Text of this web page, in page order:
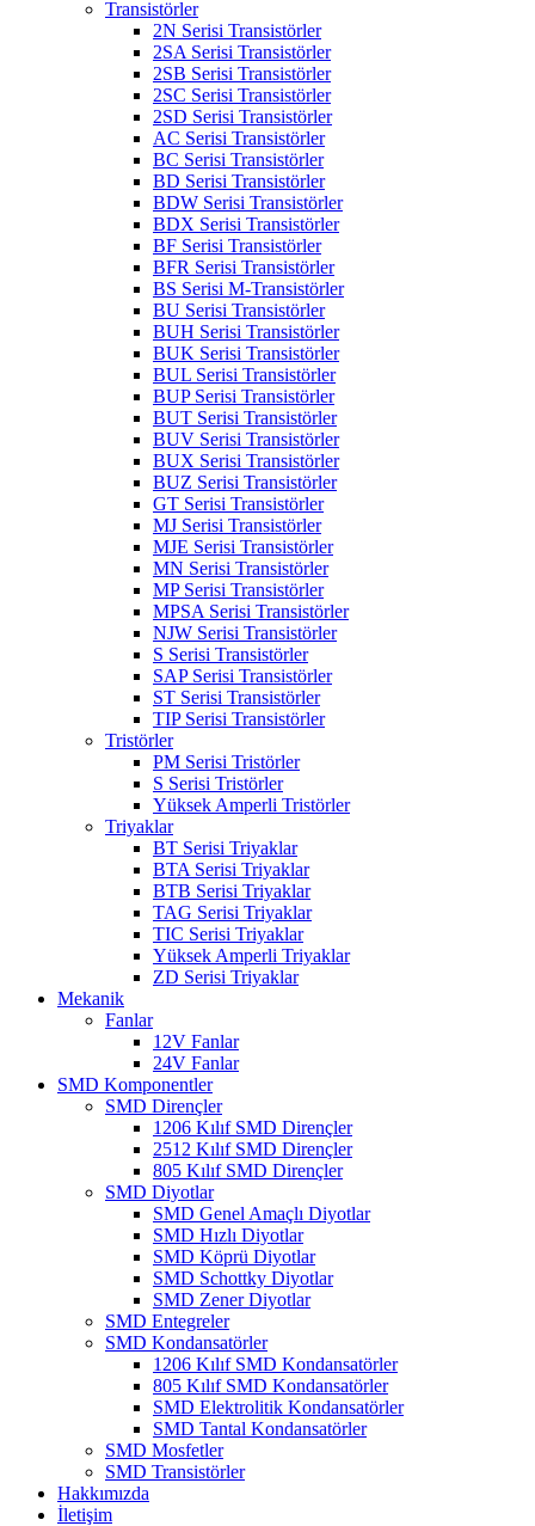
Transistörler
2N Serisi Transistörler
2SA Serisi Transistörler
2SB Serisi Transistörler
2SC Serisi Transistörler
2SD Serisi Transistörler
AC Serisi Transistörler
BC Serisi Transistörler
BD Serisi Transistörler
BDW Serisi Transistörler
BDX Serisi Transistörler
BF Serisi Transistörler
BFR Serisi Transistörler
BS Serisi M-Transistörler
BU Serisi Transistörler
BUH Serisi Transistörler
BUK Serisi Transistörler
BUL Serisi Transistörler
BUP Serisi Transistörler
BUT Serisi Transistörler
BUV Serisi Transistörler
BUX Serisi Transistörler
BUZ Serisi Transistörler
GT Serisi Transistörler
MJ Serisi Transistörler
MJE Serisi Transistörler
MN Serisi Transistörler
MP Serisi Transistörler
MPSA Serisi Transistörler
NJW Serisi Transistörler
S Serisi Transistörler
SAP Serisi Transistörler
ST Serisi Transistörler
TIP Serisi Transistörler
Tristörler
PM Serisi Tristörler
S Serisi Tristörler
Yüksek Amperli Tristörler
Triyaklar
BT Serisi Triyaklar
BTA Serisi Triyaklar
BTB Serisi Triyaklar
TAG Serisi Triyaklar
TIC Serisi Triyaklar
Yüksek Amperli Triyaklar
ZD Serisi Triyaklar
Mekanik
Fanlar
12V Fanlar
24V Fanlar
SMD Komponentler
SMD Dirençler
1206 Kılıf SMD Dirençler
2512 Kılıf SMD Dirençler
805 Kılıf SMD Dirençler
SMD Diyotlar
SMD Genel Amaçlı Diyotlar
SMD Hızlı Diyotlar
SMD Köprü Diyotlar
SMD Schottky Diyotlar
SMD Zener Diyotlar
SMD Entegreler
SMD Kondansatörler
1206 Kılıf SMD Kondansatörler
805 Kılıf SMD Kondansatörler
SMD Elektrolitik Kondansatörler
SMD Tantal Kondansatörler
SMD Mosfetler
SMD Transistörler
Hakkımızda
İletişim